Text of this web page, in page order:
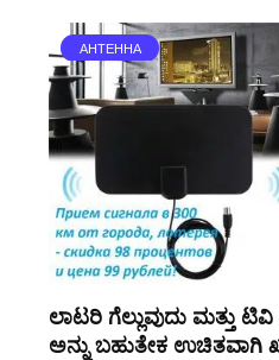
АНТЕННА
ಲಾಟರಿ ಗೆಲ್ಲುವುದು ಮತ್ತು
ಅನ್ನು ಬಹುತೇಕ ಉಚಿತವಾಗಿ